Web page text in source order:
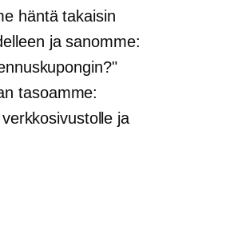
häntä takaisin
ja sanomme:
tasoamme:
ja